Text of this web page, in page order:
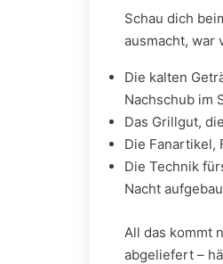
Schau dich
ausmacht, war
Die kalten
Nachschub im
Das Grillgut,
Die Fanartikel,
Die Technik
Nacht
All das kommt
abgeliefert –